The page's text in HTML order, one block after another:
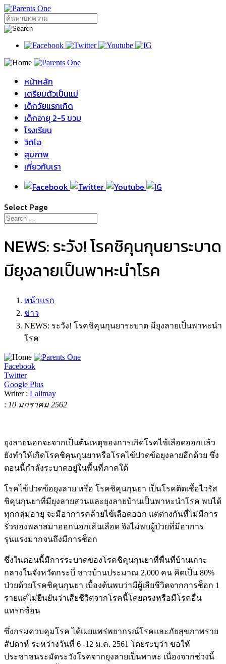
หน้าหลัก
เตรียมตัวเป็นแม่
เด็กวัยแรกเกิด
เด็กอายุ 2-5 ขวบ
โรงเรียน
วิดิโอ
สุขภาพ
เกี่ยวกับเรา
Select Page
NEWS: ระวัง! โรคชิคุนกุนยาระบาด
มียุงลายเป็นพาหะนำโรค
หน้าแรก
ข่าว
NEWS: ระวัง! โรคชิคุนกุนยาระบาด มียุงลายเป็นพาหะนำ
โรค
Facebook
Twitter
Google Plus
Writer : Lalimay
: 10 มกราคม 2562
ยุงลายนอกจะจากเป็นต้นเหตุของการเกิดโรคไข้เลือดออกแล้ว
ยังทำให้เกิดโรคชิคุนกุนยาหรือโรคไข้ปวดข้อยุงลายอีกด้วย ซึ่ง
ตอนนี้กำลังระบาดอยู่ในพื้นที่ภาคใต้
โรคไข้ปวดข้อยุงลาย หรือ โรคชิคุนกุนยา เป็นโรคติดเชื้อไวรัส
ชิคุนกุนยาที่มียุงลายสวนและยุงลายบ้านเป็นพาหะนำโรค พบได้
ทุกกลุ่มอายุ จะมีอาการคล้ายไข้เลือดออก แต่ต่างกันที่ไม่มีการ
รั่วของพลาสมาออกนอกเส้นเลือด จึงไม่พบผู้ป่วยที่มีอาการ
รุนแรงมากจนถึงมีการช็อก
ซึ่งในตอนนี้มีการระบาดของโรคชิคุนกุนยาที่พื่นที่บ้านเกาะ
กลางในจังหวัดกระบี่ ชาวบ้านประมาณ 2,000 คน คิดเป็น 80%
ป่วยด้วยโรคชิคุนกุนยา เบื้องต้นพบว่ามีผู้เสียชีวิตจากการช็อก 1
รายแต่ไม่ยืนยันว่าเสียชีวิตจากโรคนี้โดยตรงหรือมีโรคอื่น
แทรกซ้อน
ซึ่งกรมควบคุมโรค ได้เผยแพร่พยากรณ์โรคและภัยสุขภาพราย
สัปดาห์ ระหว่างวันที่ 6 -12 ม.ค. 2561 โดยระบุว่า ขอให้
ประชาชนระมัดระวังโรคจากยุงลายเป็นพาหะ เนื่องจากช่วงนี้